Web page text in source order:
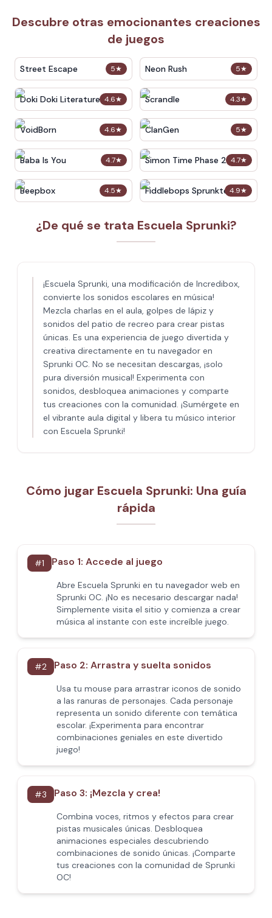
Descubre otras emocionantes creaciones
de juegos
5★
Street Escape 5★
Neon Rush
4.6★
Doki Doki Literature Club 4.3★
Scrandle
4.6★
VoidBorn 5★
ClanGen
4.7★
Baba Is You 4.7★
Simon Time Phase 2
4.5★
Beepbox 4.9★
Fiddlebops Sprunkters
¿De qué se trata Escuela Sprunki?
¡Escuela Sprunki, una modificación de Incredibox,
convierte los sonidos escolares en música!
Mezcla charlas en el aula, golpes de lápiz y
sonidos del patio de recreo para crear pistas
únicas. Es una experiencia de juego divertida y
creativa directamente en tu navegador en
Sprunki OC. No se necesitan descargas, ¡solo
pura diversión musical! Experimenta con
sonidos, desbloquea animaciones y comparte
tus creaciones con la comunidad. ¡Sumérgete en
el vibrante aula digital y libera tu músico interior
con Escuela Sprunki!
Cómo jugar Escuela Sprunki: Una guía
rápida
#1 Paso 1: Accede al juego
Abre Escuela Sprunki en tu navegador web en
Sprunki OC. ¡No es necesario descargar nada!
Simplemente visita el sitio y comienza a crear
música al instante con este increíble juego.
#2 Paso 2: Arrastra y suelta sonidos
Usa tu mouse para arrastrar iconos de sonido
a las ranuras de personajes. Cada personaje
representa un sonido diferente con temática
escolar. ¡Experimenta para encontrar
combinaciones geniales en este divertido
juego!
#3 Paso 3: ¡Mezcla y crea!
Combina voces, ritmos y efectos para crear
pistas musicales únicas. Desbloquea
animaciones especiales descubriendo
combinaciones de sonido únicas. ¡Comparte
tus creaciones con la comunidad de Sprunki
OC!